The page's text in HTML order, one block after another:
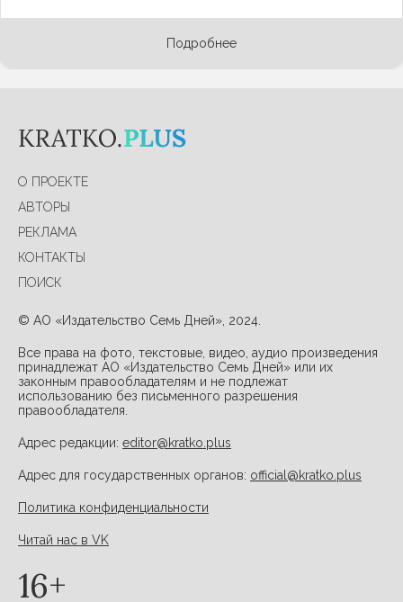
Подробнее
О ПРОЕКТЕ
АВТОРЫ
РЕКЛАМА
КОНТАКТЫ
ПОИСК
© АО «Издательство Семь Дней», 2024.
Все права на фото, текстовые, видео, аудио произведения
принадлежат АО «Издательство Семь Дней» или их
законным правообладателям и не подлежат
использованию без письменного разрешения
правообладателя.
Адрес редакции: editor@kratko.plus
Адрес для государственных органов: official@kratko.plus
Политика конфиденциальности
Читай нас в VK
16+